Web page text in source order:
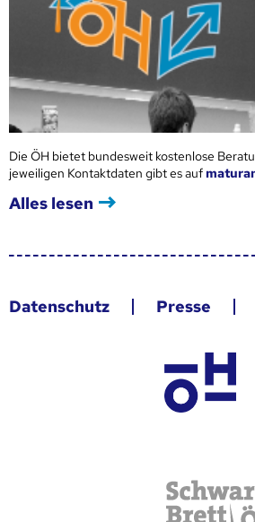
Die ÖH bietet bundesweit kostenlose
jeweiligen Kontaktdaten gibt es auf
Alles lesen
Datenschutz Presse